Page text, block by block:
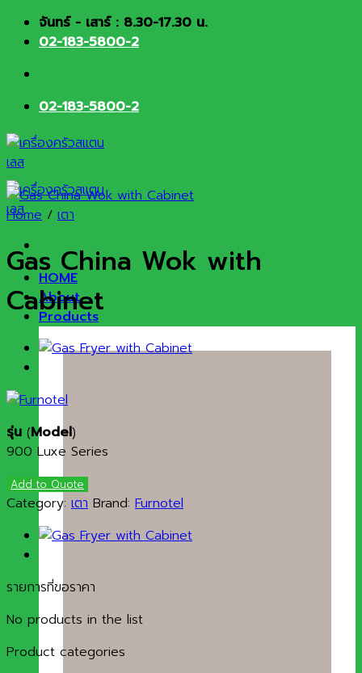
Skip จันทร์ - เสาร์ : 8.30-17.30 น.
02-183-5800-2
02-183-5800-2
HOME
About
Products
Home / เตา
Gas China Wok with
Cabinet
รุ่น (Model)
900 Luxe Series
Add to Quote
Category: เตา Brand: Furnotel
รายการที่ขอราคา
No products in the list
Product categories